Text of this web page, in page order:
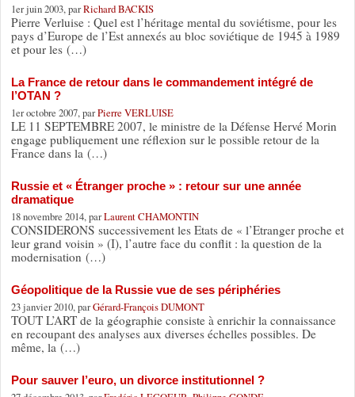
1er juin 2003, parRichard BACKIS
Pierre Verluise : Quel est l’héritage mental du soviétisme, pour les
pays d’Europe de l’Est annexés au bloc soviétique de 1945 à 1989
et pour les (…)
La France de retour dans le commandement intégré de
l’OTAN ?
1er octobre 2007, parPierre VERLUISE
LE 11 SEPTEMBRE 2007, le ministre de la Défense Hervé Morin
engage publiquement une réflexion sur le possible retour de la
France dans la (…)
Russie et « Étranger proche » : retour sur une année
dramatique
18 novembre 2014, parLaurent CHAMONTIN
CONSIDERONS successivement les Etats de « l’Etranger proche et
leur grand voisin » (I), l’autre face du conflit : la question de la
modernisation (…)
Géopolitique de la Russie vue de ses périphéries
23 janvier 2010, parGérard-François DUMONT
TOUT L’ART de la géographie consiste à enrichir la connaissance
en recoupant des analyses aux diverses échelles possibles. De
même, la (…)
Pour sauver l’euro, un divorce institutionnel ?